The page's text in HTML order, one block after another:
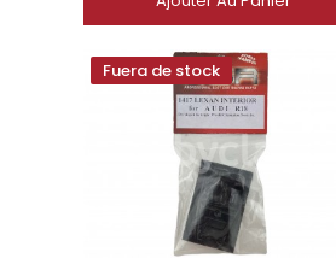
Fuera de stock